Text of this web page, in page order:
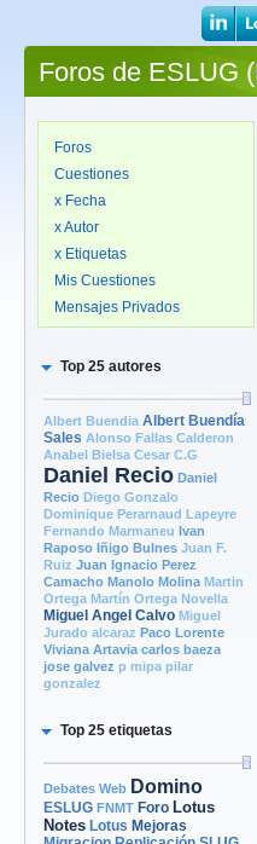
Foros de ESLUG
Foros
Cuestiones
x Fecha
x Autor
x Etiquetas
Mis Cuestiones
Mensajes Privados
Top 25 autores
Albert Buendia Albert Buendía
Sales Alonso Fallas Calderon
Anabel Bielsa Cesar C.G
Daniel Recio Daniel
Recio Diego Gonzalo
Dominique Perarnaud Lapeyre
Fernando Marmaneu Ivan
Raposo Iñigo Bulnes Juan F.
Ruiz Juan Ignacio Perez
Camacho Manolo Molina Martin
Ortega Martín Ortega Novella
Miguel Angel Calvo Miguel
Jurado alcaraz Paco Lorente
Viviana Artavia carlos baeza
jose galvez p mipa pilar
gonzalez
Top 25 etiquetas
Debates Web Domino
ESLUG FNMT Foro Lotus
Notes Lotus Mejoras